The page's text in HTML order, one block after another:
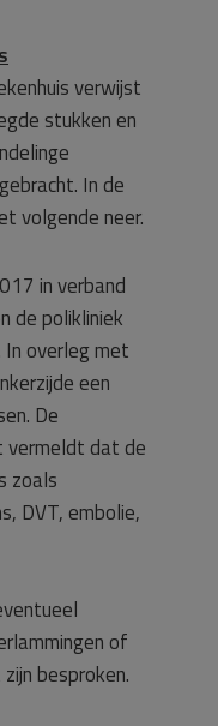
verwijst
stukken en
In de
volgende neer.
in verband
de polikliniek
In overleg met
een
De
vermeldt dat de
zoals
DVT, embolie,
of
besproken.